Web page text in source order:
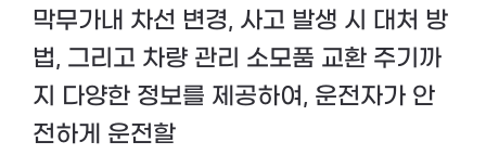
막무가내 차선 변경, 사고 발생 시 대처 방
법, 그리고 차량 관리 소모품 교환 주기까
지 다양한 정보를 제공하여, 운전자가 안
전하게 운전할